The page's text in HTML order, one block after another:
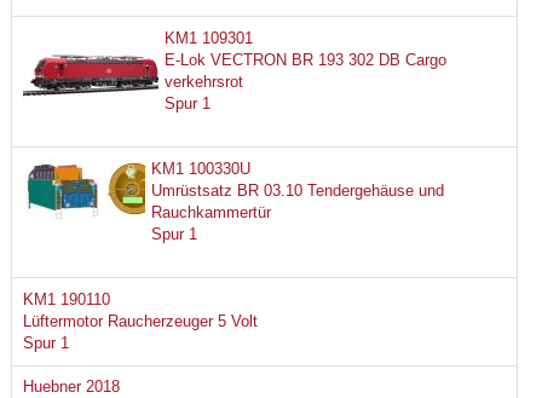
KM1 109301
E-Lok VECTRON BR 193 302 DB Cargo
verkehrsrot
Spur 1
KM1 100330U
Umrüstsatz BR 03.10 Tendergehäuse und
Rauchkammertür
Spur 1
KM1 190110
Lüftermotor Raucherzeuger 5 Volt
Spur 1
Huebner 2018